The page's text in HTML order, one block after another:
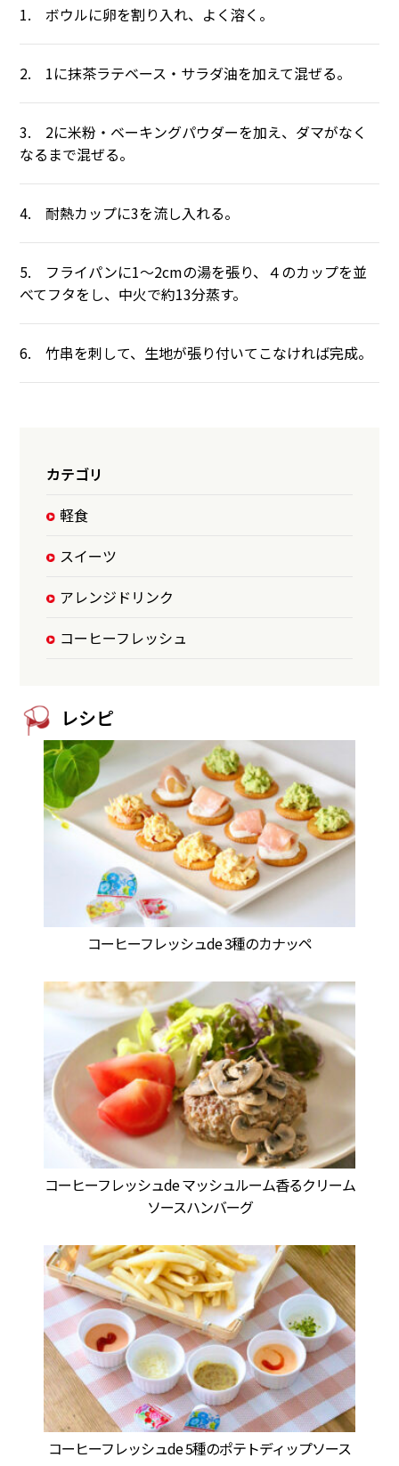
1. ボウルに卵を割り入れ、よく溶く。
2. 1に抹茶ラテベース・サラダ油を加えて混ぜる。
3. 2に米粉・ベーキングパウダーを加え、ダマがなく
なるまで混ぜる。
4. 耐熱カップに3を流し入れる。
5. フライパンに1〜2cmの湯を張り、４のカップを並
べてフタをし、中火で約13分蒸す。
6. 竹串を刺して、生地が張り付いてこなければ完成。
カテゴリ
軽食
スイーツ
アレンジドリンク
コーヒーフレッシュ
レシピ
コーヒーフレッシュde 3種のカナッペ
コーヒーフレッシュde マッシュルーム香るクリーム
ソースハンバーグ
コーヒーフレッシュde 5種のポテトディップソース